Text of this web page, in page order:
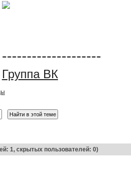
--------------------
Группа ВК
1, скрытых пользователей: 0)